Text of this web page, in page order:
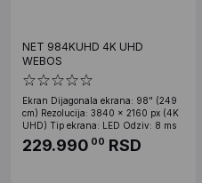
NET 984KUHD 4K UHD
WEBOS
Ekran Dijagonala ekrana: 98" (249
cm) Rezolucija: 3840 × 2160 px (4K
UHD) Tip ekrana: LED Odziv: 8 ms
229.990 00 RSD